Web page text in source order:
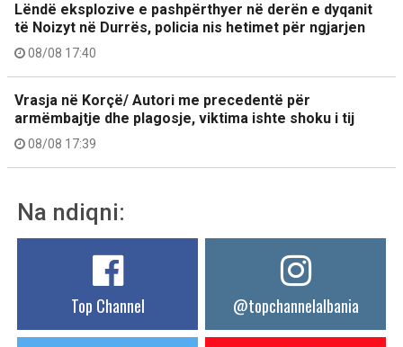
Lëndë eksplozive e pashpërthyer në derën e dyqanit
të Noizyt në Durrës, policia nis hetimet për ngjarjen
08/08 17:40
Vrasja në Korçë/ Autori me precedentë për
armëmbajtje dhe plagosje, viktima ishte shoku i tij
08/08 17:39
Na ndiqni:
Top Channel @topchannelalbania